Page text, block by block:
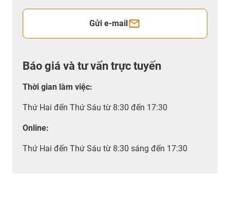
Gửi e-mail
Báo giá và tư vấn trực tuyến
Thời gian làm việc:
Thứ Hai đến Thứ Sáu từ 8:30 đến 17:30
Online:
Thứ Hai đến Thứ Sáu từ 8:30 sáng đến 17:30